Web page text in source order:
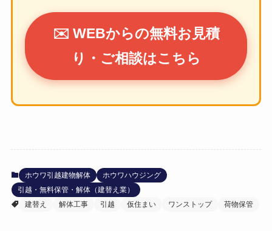
✉️ WEBからの無料お見積
り・ご相談はこちら
ホウワ引越建物解体
ホウワハウジング
引越・無料保管・解体（建替え業）
建替え
解体工事 引越 仮住まい ワンストップ 荷物保管